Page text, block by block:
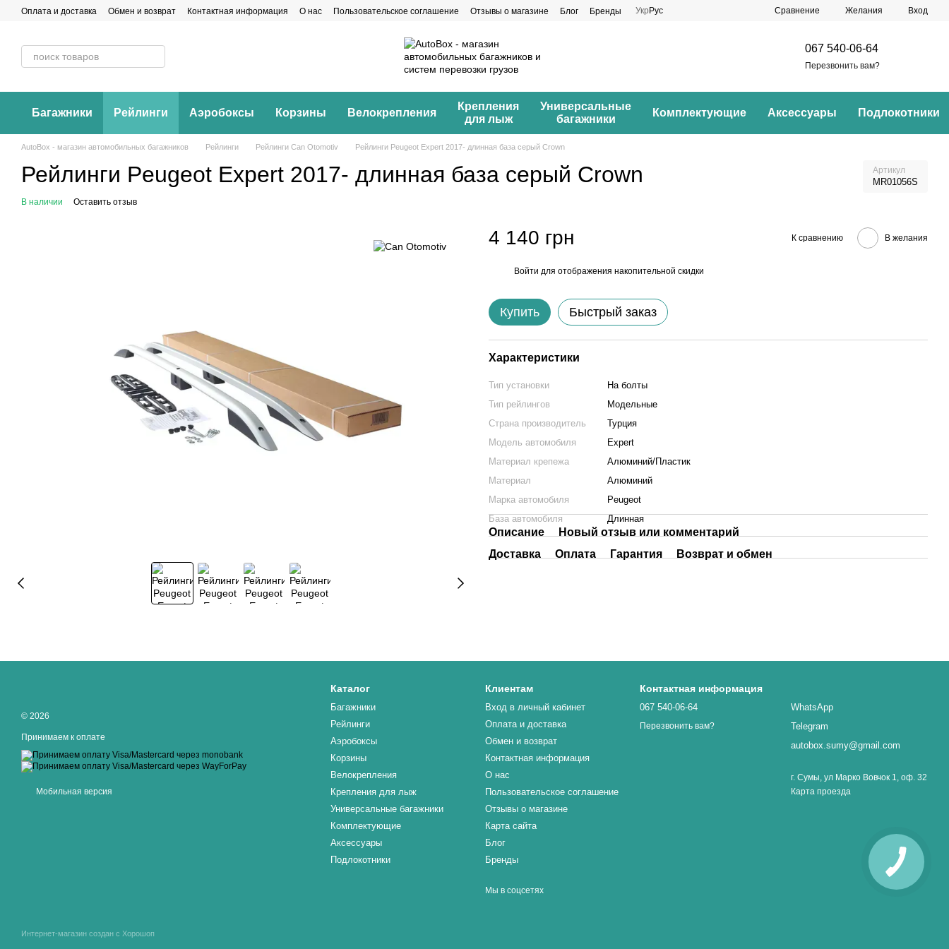
Перейти к основному контенту
Оплата и доставка Обмен и возврат Контактная информация О нас Пользовательское соглашение Отзывы о магазине Блог Бренды Укр Рус Сравнение Желания Вход
067 540-06-64
Перезвонить вам?
Багажники Рейлинги Аэробоксы Корзины Велокрепления
Крепления
для лыж
Универсальные
багажники
Комплектующие Аксессуары Подлокотники
AutoBox - магазин автомобильных багажников Рейлинги Рейлинги Can Otomotiv Рейлинги Peugeot Expert 2017- длинная база серый Crown
Рейлинги Peugeot Expert 2017- длинная база серый Crown Артикул
MR01056S
В наличии Оставить отзыв
4 140 грн К сравнению В желания
Войти для отображения накопительной скидки
Купить Быстрый заказ
Характеристики
Тип установки
На болты
Тип рейлингов
Модельные
Страна производитель
Турция
Модель автомобиля
Expert
Материал крепежа
Алюминий/Пластик
Материал
Алюминий
Марка автомобиля
Peugeot
База автомобиля
Длинная
Описание
Новый отзыв или комментарий
Доставка
Оплата Гарантия Возврат и обмен
© 2026
Принимаем к оплате
Мобильная версия
Интернет-магазин создан с Хорошоп
Каталог
Багажники
Рейлинги
Аэробоксы
Корзины
Велокрепления
Крепления для лыж
Универсальные багажники
Комплектующие
Аксессуары
Подлокотники
Клиентам
Вход в личный кабинет
Оплата и доставка
Обмен и возврат
Контактная информация
О нас
Пользовательское соглашение
Отзывы о магазине
Карта сайта
Блог
Бренды
Мы в соцсетях
Контактная информация
067 540-06-64
Перезвонить вам?
WhatsApp
Telegram
autobox.sumy@gmail.com
г. Сумы, ул Марко Вовчок 1, оф. 32
Карта проезда